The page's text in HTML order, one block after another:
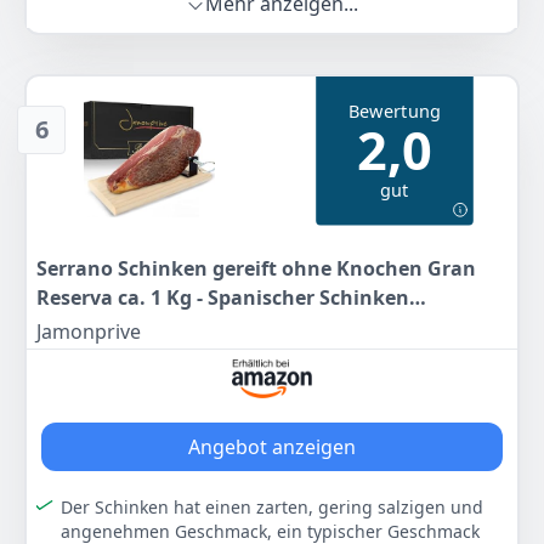
Anzeigen
✔️ bei trockener, kühler Lagerung bis zu 30 Tage
✔️ zarter Schinkengenuss für eure Brotzeit
Gewicht
1 kg
Anzeigen
6
Bewertung
2,0
gut
Serrano Schinken gereift ohne Knochen Gran
Reserva ca. 1 Kg - Spanischer Schinken
(SCHINKENHALTER UND MESSER NICHT
ENTHALTEN) – Jamonprive Premium
Jamonprive
Angebot anzeigen
Der Schinken hat einen zarten, gering salzigen und
angenehmen Geschmack, ein typischer Geschmack